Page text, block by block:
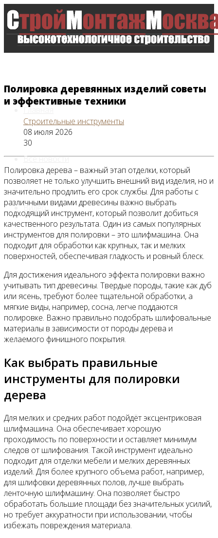
Главная
Все новости
Видео
Полировка деревянных изделий советы
и эффективные техники
Строительные инструменты
08 июля 2026
30
Полировка дерева – важный этап отделки, который
позволяет не только улучшить внешний вид изделия, но и
значительно продлить его срок службы. Для работы с
различными видами древесины важно выбрать
подходящий инструмент, который позволит добиться
качественного результата. Один из самых популярных
инструментов для полировки – это шлифмашина. Она
подходит для обработки как крупных, так и мелких
поверхностей, обеспечивая гладкость и ровный блеск.
Для достижения идеального эффекта полировки важно
учитывать тип древесины. Твердые породы, такие как дуб
или ясень, требуют более тщательной обработки, а
мягкие виды, например, сосна, легче поддаются
полировке. Важно правильно подобрать шлифовальные
материалы в зависимости от породы дерева и
желаемого финишного покрытия.
Как выбрать правильные
инструменты для полировки
дерева
Для мелких и средних работ подойдёт эксцентриковая
шлифмашина. Она обеспечивает хорошую
проходимость по поверхности и оставляет минимум
следов от шлифования. Такой инструмент идеально
подходит для отделки мебели и мелких деревянных
изделий. Для более крупного объема работ, например,
для шлифовки деревянных полов, лучше выбрать
ленточную шлифмашину. Она позволяет быстро
обработать большие площади без значительных усилий,
но требует аккуратности при использовании, чтобы
избежать повреждения материала.